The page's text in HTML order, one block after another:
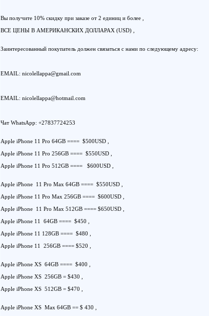
Вы получите 10% скидку при заказе от 2 единиц и более ,
ВСЕ ЦЕНЫ В АМЕРИКАНСКИХ ДОЛЛАРАХ (USD) ,
Заинтересованный покупатель должен связаться с нами по следующему адресу:
EMAIL: nicolellappa@gmail.com
EMAIL: nicolellappa@hotmail.com
Чат WhatsApp: +27837724253
Apple iPhone 11 Pro 64GB ==== $500USD ,
Apple iPhone 11 Pro 256GB ==== $550USD ,
Apple iPhone 11 Pro 512GB ==== $600USD ,
Apple iPhone 11 Pro Max 64GB ==== $550USD ,
Apple iPhone 11 Pro Max 256GB ==== $600USD ,
Apple iPhone 11 Pro Max 512GB ==== $650USD ,
Apple iPhone 11 64GB ==== $450 ,
Apple iPhone 11 128GB ==== $480 ,
Apple iPhone 11 256GB ==== $520 ,
Apple iPhone XS 64GB ==== $400 ,
Apple iPhone XS 256GB = $430 ,
Apple iPhone XS 512GB = $470 ,
Apple iPhone XS Max 64GB == $ 430 ,